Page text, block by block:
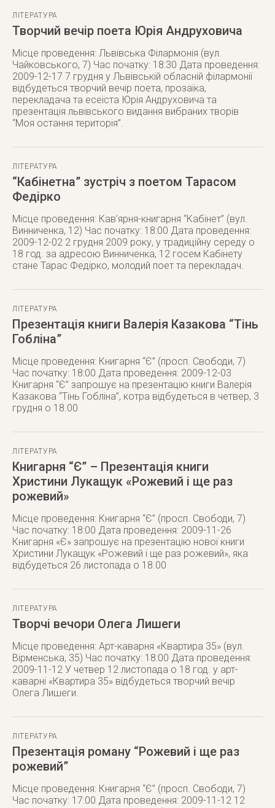
ЛІТЕРАТУРА
Творчий вечір поета Юрія Андруховича
Місце проведення: Львівська Філармонія (вул.
Чайковського, 7) Час початку: 18:30 Дата проведення:
2009-12-17 7 грудня у Львівській обласній філармонії
відбудеться творчий вечір поета, прозаїка,
перекладача та есеїста Юрія Андруховича та
презентація львівського видання вибраних творів
“Моя остання територія”.
ЛІТЕРАТУРА
“Кабінетна” зустріч з поетом Тарасом
Федірко
Місце проведення: Кав’ярня-книгарня “Кабінет” (вул.
Винниченка, 12) Час початку: 18:00 Дата проведення:
2009-12-02 2 грудня 2009 року, у традиційну середу о
18 год. за адресою Винниченка, 12 госем Кабінету
стане Тарас Федірко, молодий поет та перекладач.
ЛІТЕРАТУРА
Презентація книги Валерія Казакова “Тінь
Гобліна”
Місце проведення: Книгарня “Є” (просп. Свободи, 7)
Час початку: 18:00 Дата проведення: 2009-12-03
Книгарня “Є” запрошує на презентацію книги Валерія
Казакова “Тінь Гобліна”, котра відбудеться в четвер, 3
грудня о 18.00
ЛІТЕРАТУРА
Книгарня “Є” – Презентація книги
Христини Лукащук «Рожевий і ще раз
рожевий»
Місце проведення: Книгарня “Є” (просп. Свободи, 7)
Час початку: 18:00 Дата проведення: 2009-11-26
Книгарня «Є» запрошує на презентацію нової книги
Христини Лукащук «Рожевий і ще раз рожевий», яка
відбудеться 26 листопада о 18.00
ЛІТЕРАТУРА
Творчі вечори Олега Лишеги
Місце проведення: Арт-каварня «Квартира 35» (вул.
Вірменська, 35) Час початку: 18:00 Дата проведення:
2009-11-12 У четвер 12 листопада о 18 год. у арт-
каварні «Квартира 35» відбудеться творчий вечір
Олега Лишеги.
ЛІТЕРАТУРА
Презентація роману “Рожевий і ще раз
рожевий”
Місце проведення: Книгарня “Є” (просп. Свободи, 7)
Час початку: 17:00 Дата проведення: 2009-11-12 12